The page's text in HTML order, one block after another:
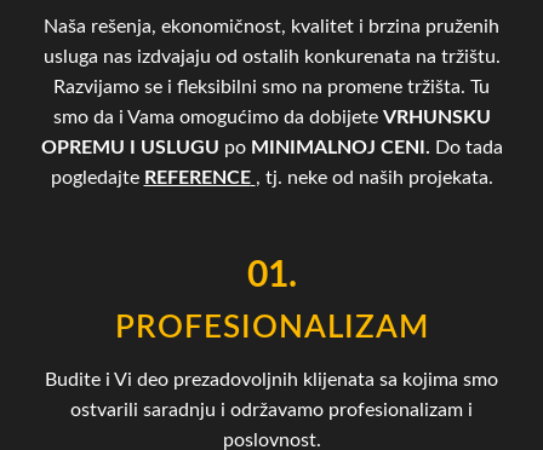
Naša rešenja, ekonomičnost, kvalitet i brzina pruženih
usluga nas izdvajaju od ostalih konkurenata na tržištu.
Razvijamo se i fleksibilni smo na promene tržišta. Tu
smo da i Vama omogućimo da dobijete VRHUNSKU
OPREMU I USLUGU po MINIMALNOJ CENI. Do tada
pogledajte REFERENCE , tj. neke od naših projekata.
01.
PROFESIONALIZAM
Budite i Vi deo prezadovoljnih klijenata sa kojima smo
ostvarili saradnju i održavamo profesionalizam i
poslovnost.